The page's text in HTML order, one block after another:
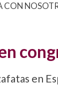
CON
en